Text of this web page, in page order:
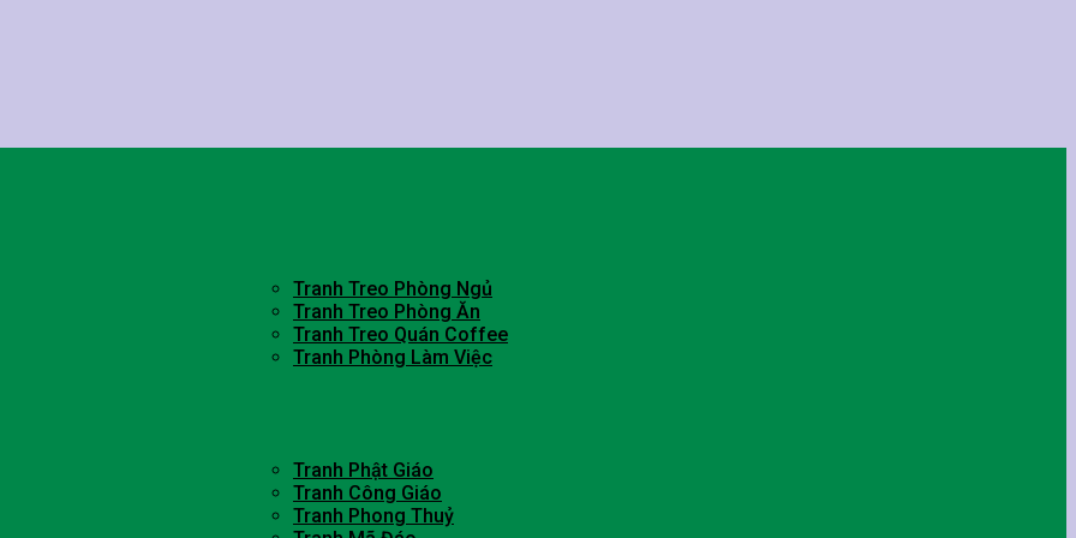
Tranh Treo Phòng Ngủ
Tranh Treo Phòng Ăn
Tranh Treo Quán Coffee
Tranh Phòng Làm Việc
Tranh Phật Giáo
Tranh Công Giáo
Tranh Phong Thuỷ